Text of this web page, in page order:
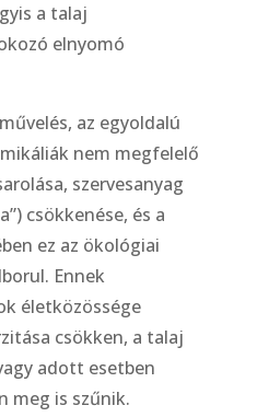
a talaj
elnyomó
az egyoldalú
nem megfelelő
szervesanyag
csökkenése, és a
ez az ökológiai
Ennek
életközössége
csökken, a talaj
adott esetben
meg is szűnik.